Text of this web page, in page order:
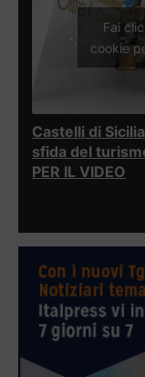
Fai
cookie
Castelli di
sfida del
PER IL VIDEO